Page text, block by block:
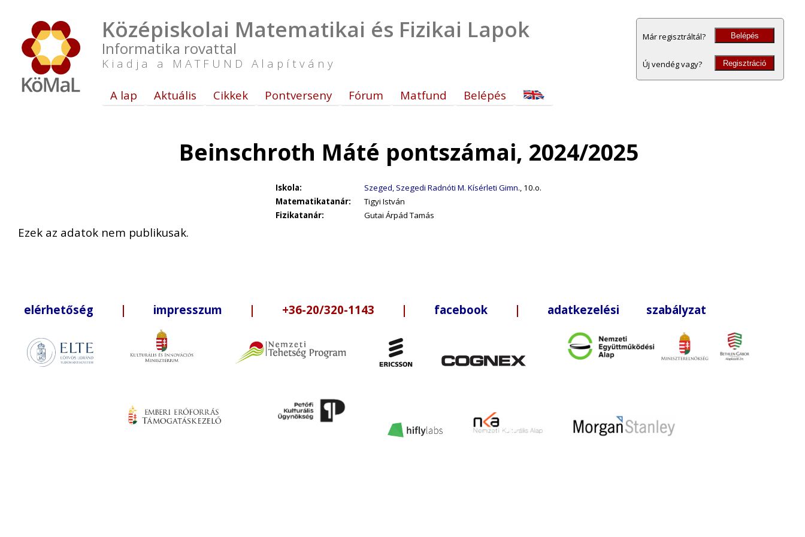
Középiskolai Matematikai és Fizikai Lapok
Informatika rovattal
Kiadja a MATFUND Alapítvány
Már regisztráltál? Belépés
Új vendég vagy? Regisztráció
A lap Aktuális Cikkek Pontverseny Fórum Matfund Belépés
Beinschroth Máté pontszámai, 2024/2025
Iskola: Szeged, Szegedi Radnóti M. Kísérleti Gimn., 10.o.
Matematikatanár:
Tigyi István
Fizikatanár:
Gutai Árpád Tamás
Ezek az adatok nem publikusak.
elérhetőség | impresszum | +36-20/320-1143 | facebook | adatkezelési szabályzat